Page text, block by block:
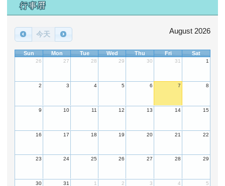
行事曆
今天 August 2026
Sun Mon Tue Wed Thu Fri Sat
26 27 28 29 30 31 1
2 3 4 5 6 7 8
9 10 11 12 13 14 15
16 17 18 19 20 21 22
23 24 25 26 27 28 29
30 31 1 2 3 4 5